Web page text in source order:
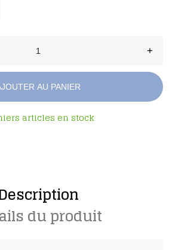
+
AU PANIER
articles en stock
du produit